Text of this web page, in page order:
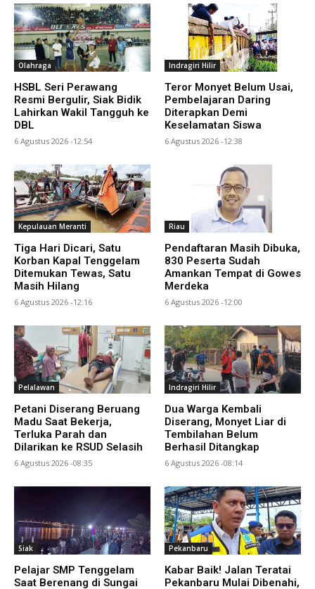
Olahraga
HSBL Seri Perawang
Resmi Bergulir, Siak Bidik
Lahirkan Wakil Tangguh ke
DBL
6 Agustus 2026 -12:54
Indragiri Hilir
Teror Monyet Belum Usai,
Pembelajaran Daring
Diterapkan Demi
Keselamatan Siswa
6 Agustus 2026 -12:38
Kepulauan Meranti
Tiga Hari Dicari, Satu
Korban Kapal Tenggelam
Ditemukan Tewas, Satu
Masih Hilang
6 Agustus 2026 -12:16
Riau
Pendaftaran Masih Dibuka,
830 Peserta Sudah
Amankan Tempat di Gowes
Merdeka
6 Agustus 2026 -12:00
Pelalawan
Petani Diserang Beruang
Madu Saat Bekerja,
Terluka Parah dan
Dilarikan ke RSUD Selasih
6 Agustus 2026 -08:35
Indragiri Hilir
Dua Warga Kembali
Diserang, Monyet Liar di
Tembilahan Belum
Berhasil Ditangkap
6 Agustus 2026 -08:14
Siak
Pelajar SMP Tenggelam
Saat Berenang di Sungai
Pekanbaru
Kabar Baik! Jalan Teratai
Pekanbaru Mulai Dibenahi,